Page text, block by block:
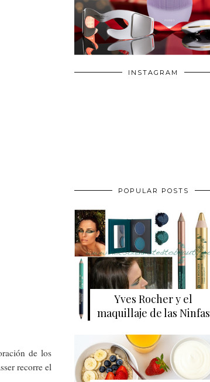
de los
recorre el
INSTAGRAM
POPULAR POSTS
Yves Rocher y el
maquillaje de las Ninfas